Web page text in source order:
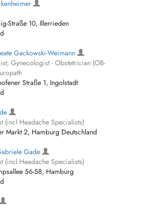
Straße 10, Illerrieden
Gackowski-Weimann
Gynecologist - Obstetrician (OB-
Straße 1, Ingolstadt
(incl Headache Specialists)
Markt 2, Hamburg Deutschland
Gade
(incl Headache Specialists)
56-58, Hamburg